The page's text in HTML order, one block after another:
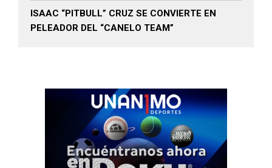
ISAAC “PITBULL” CRUZ SE CONVIERTE EN
PELEADOR DEL “CANELO TEAM”